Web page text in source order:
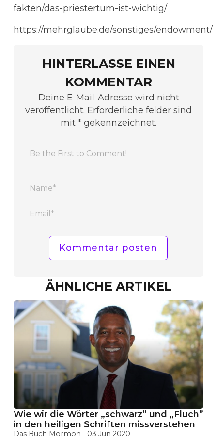
fakten/das-priestertum-ist-wichtig/
https://mehrglaube.de/sonstiges/endowment/
HINTERLASSE EINEN
KOMMENTAR
Deine E-Mail-Adresse wird nicht
veröffentlicht. Erforderliche felder sind
mit * gekennzeichnet.
ÄHNLICHE ARTIKEL
Wie wir die Wörter „schwarz” und „Fluch”
in den heiligen Schriften missverstehen
Das Buch Mormon 03 Jun 2020